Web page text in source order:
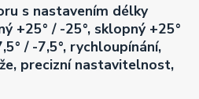
s nastavením délky
+25° / -25°, sklopný +25°
/ -7,5°, rychloupínání,
precizní nastavitelnost,